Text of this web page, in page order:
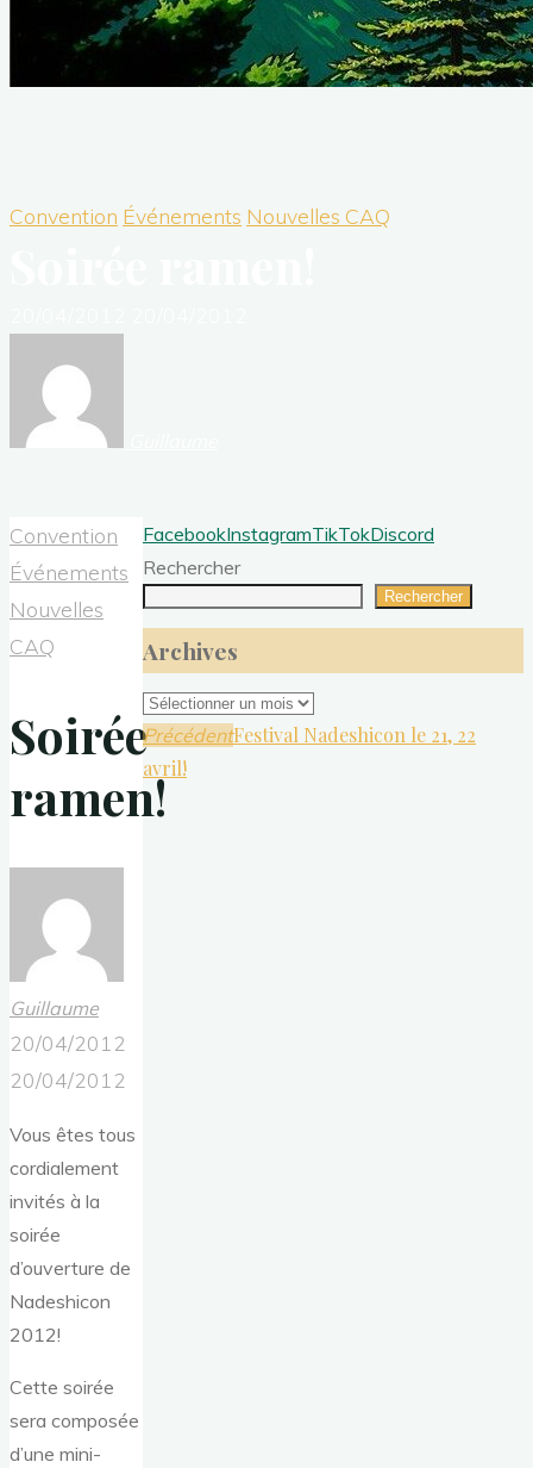
Convention Événements Nouvelles CAQ
Convention
Événements
Nouvelles
CAQ
Soirée
ramen!
Guillaume
20/04/2012
20/04/2012
Vous êtes tous
cordialement
invités à la
soirée
d’ouverture de
Nadeshicon
2012!
Cette soirée
sera composée
d’une mini-
FacebookInstagramTikTokDiscord
Rechercher
Rechercher
Archives
Archives
PrécédentFestival Nadeshicon le 21, 22
avril!